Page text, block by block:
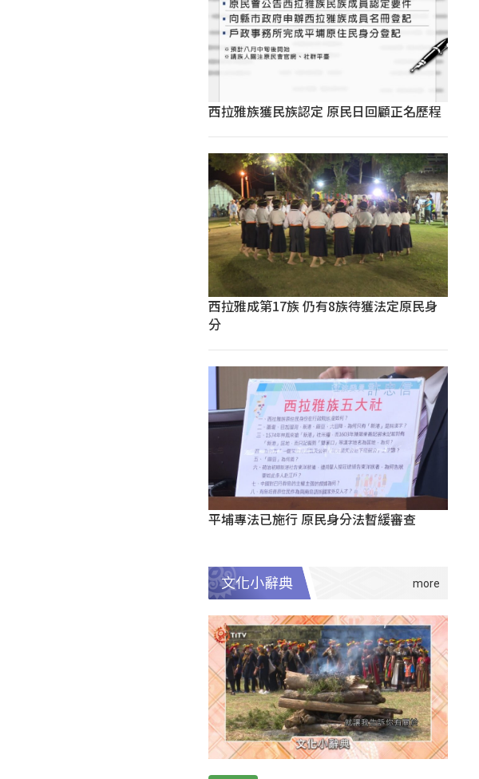
西拉雅族獲民族認定 原民日回顧正名歷程
西拉雅成第17族 仍有8族待獲法定原民身
分
平埔專法已施行 原民身分法暫緩審查
文化小辭典